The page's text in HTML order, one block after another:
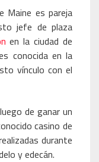
Maine es pareja
jefe de plaza
en la ciudad de
conocida en la
vínculo con el
de ganar un
casino de
durante
y edecán.